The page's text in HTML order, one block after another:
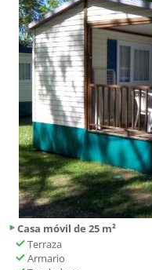
Casa móvil de 25 m²
Terraza
Armario